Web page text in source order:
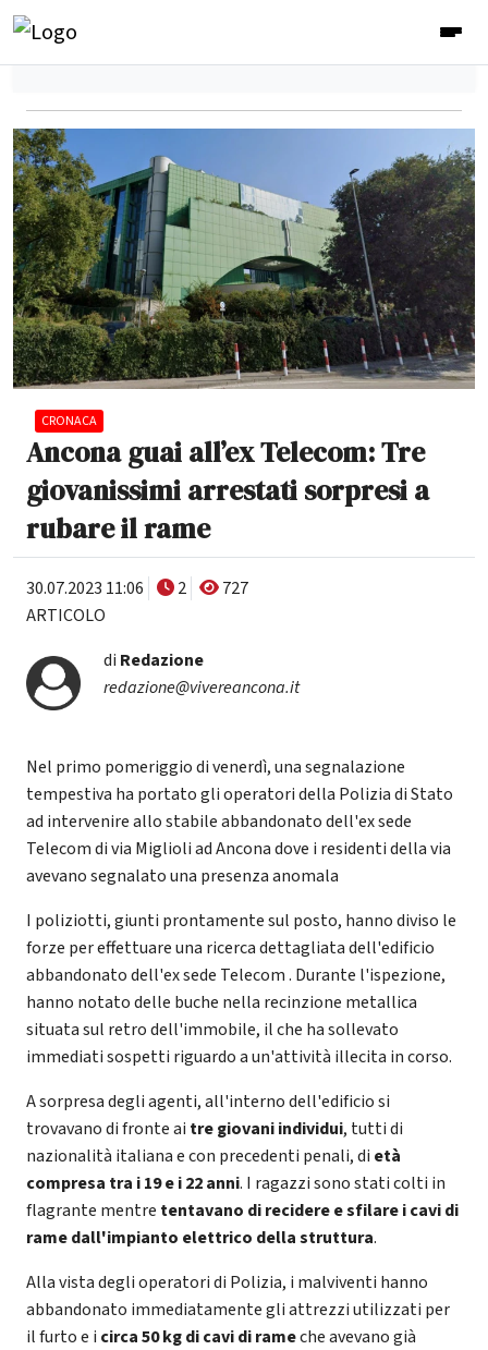
CRONACA
Ancona guai all’ex Telecom: Tre
giovanissimi arrestati sorpresi a
rubare il rame
30.07.2023 11:06 2
727
ARTICOLO
di Redazione
redazione@vivereancona.it
Nel primo pomeriggio di venerdì, una segnalazione
tempestiva ha portato gli operatori della Polizia di Stato
ad intervenire allo stabile abbandonato dell'ex sede
Telecom di via Miglioli ad Ancona dove i residenti della via
avevano segnalato una presenza anomala
I poliziotti, giunti prontamente sul posto, hanno diviso le
forze per effettuare una ricerca dettagliata dell'edificio
abbandonato dell'ex sede Telecom . Durante l'ispezione,
hanno notato delle buche nella recinzione metallica
situata sul retro dell'immobile, il che ha sollevato
immediati sospetti riguardo a un'attività illecita in corso.
A sorpresa degli agenti, all'interno dell'edificio si
trovavano di fronte ai tre giovani individui, tutti di
nazionalità italiana e con precedenti penali, di età
compresa tra i 19 e i 22 anni. I ragazzi sono stati colti in
flagrante mentre tentavano di recidere e sfilare i cavi di
rame dall'impianto elettrico della struttura.
Alla vista degli operatori di Polizia, i malviventi hanno
abbandonato immediatamente gli attrezzi utilizzati per
il furto e i circa 50 kg di cavi di rameche avevano già